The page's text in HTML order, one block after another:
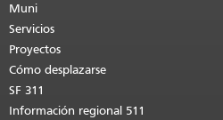
de esta página se repite en todas las
páginas.Volver al principio del
contenido principal
Muni
Servicios
Proyectos
Cómo desplazarse
SF 311
Información regional 511